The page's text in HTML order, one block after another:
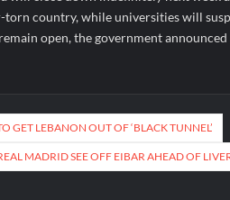
torn country, while universities will
open, the government announced
GET LEBANON OUT OF ‘BLACK TUNNEL’
MADRID SEE OFF EIBAR AHEAD OF